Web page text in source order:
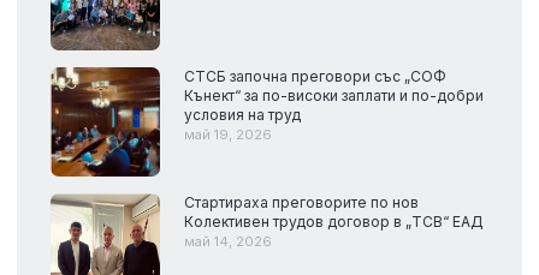
СТСБ започна преговори със „СОФ
Кънект“ за по-високи заплати и по-добри
условия на труд
май 19, 2026
Стартираха преговорите по нов
Колективен трудов договор в „ТСВ“ ЕАД
май 14, 2026